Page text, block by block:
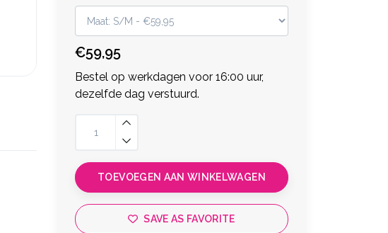
€59,95
Bestel op werkdagen voor 16:00 uur,
dezelfde dag verstuurd.
TOEVOEGEN AAN WINKELWAGEN
SAVE AS FAVORITE